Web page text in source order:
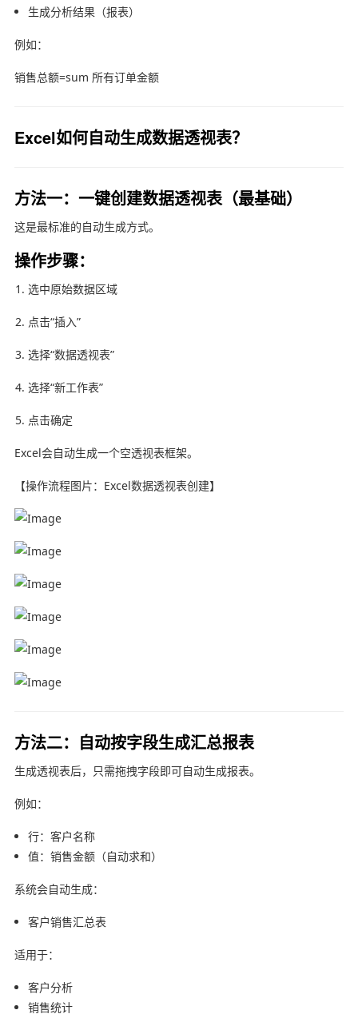
生成分析结果（报表）
例如：
销售总额=sum 所有订单金额
Excel如何自动生成数据透视表？
方法一：一键创建数据透视表（最基础）
这是最标准的自动生成方式。
操作步骤：
选中原始数据区域
点击“插入”
选择“数据透视表”
选择“新工作表”
点击确定
Excel会自动生成一个空透视表框架。
【操作流程图片：Excel数据透视表创建】
方法二：自动按字段生成汇总报表
生成透视表后，只需拖拽字段即可自动生成报表。
例如：
行：客户名称
值：销售金额（自动求和）
系统会自动生成：
客户销售汇总表
适用于：
客户分析
销售统计